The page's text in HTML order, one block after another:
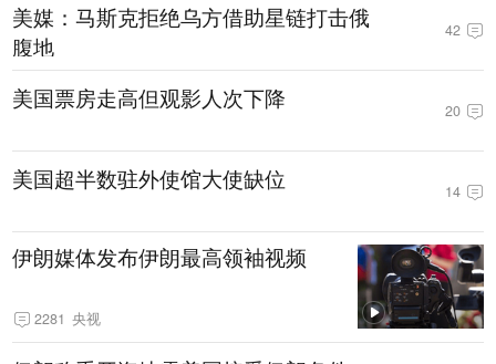
美媒：马斯克拒绝乌方借助星链打击俄
腹地
42
美国票房走高但观影人次下降 20
美国超半数驻外使馆大使缺位 14
伊朗媒体发布伊朗最高领袖视频
2281 央视